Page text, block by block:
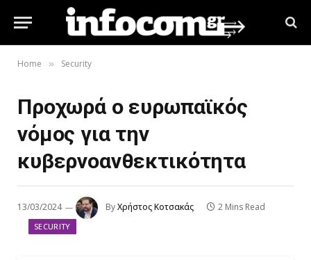
Home » Security
Προχωρά ο ευρωπαϊκός
νόμος για την
κυβερνοανθεκτικότητα
13/03/2024 ByΧρήστος Κοτσακάς 2 Mins Read
SECURITY